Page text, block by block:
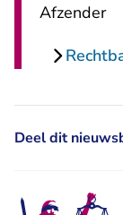
Afzender
Deel dit